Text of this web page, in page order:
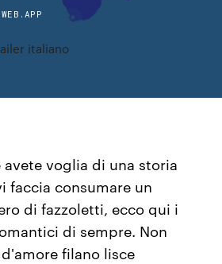
italiano
avete voglia di una storia
faccia consumare un
di fazzoletti, ecco qui i
di sempre. Non
filano lisce